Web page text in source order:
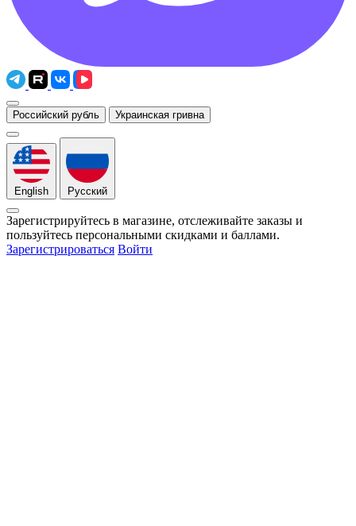
Российский рубль Украинская гривна
English Русский
Зарегистрируйтесь в магазине, отслеживайте заказы и
пользуйтесь персональными скидками и баллами.
Зарегистрироваться Войти